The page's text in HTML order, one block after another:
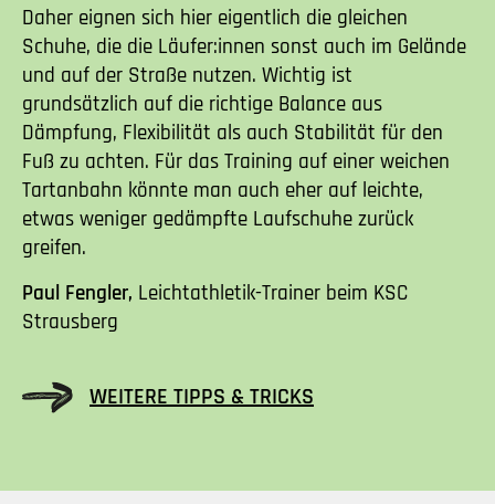
Daher eignen sich hier eigentlich die gleichen
Schuhe, die die Läufer:innen sonst auch im Gelände
und auf der Straße nutzen. Wichtig ist
grundsätzlich auf die richtige Balance aus
Dämpfung, Flexibilität als auch Stabilität für den
Fuß zu achten. Für das Training auf einer weichen
Tartanbahn könnte man auch eher auf leichte,
etwas weniger gedämpfte Laufschuhe zurück
greifen.
Paul Fengler, Leichtathletik-Trainer beim KSC
Strausberg
WEITERE TIPPS & TRICKS